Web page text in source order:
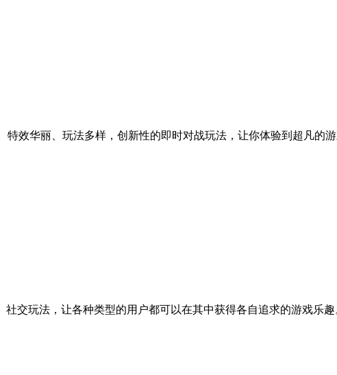
特效华丽、玩法多样，创新性的即时对战玩法，让你体验到超凡的
交玩法，让各种类型的用户都可以在其中获得各自追求的游戏乐